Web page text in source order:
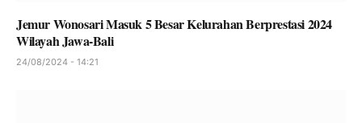
Jemur Wonosari Masuk 5 Besar Kelurahan Berprestasi 2024
Wilayah Jawa-Bali
24/08/2024 - 14:21